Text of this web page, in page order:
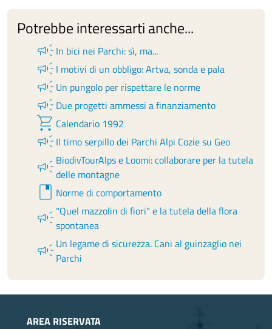
Potrebbe interessarti anche...
campaign In bici nei Parchi: sì, ma...
campaign I motivi di un obbligo: Artva, sonda e pala
campaign Un pungolo per rispettare le norme
campaign Due progetti ammessi a finanziamento
shopping_cart Calendario 1992
campaign Il timo serpillo dei Parchi Alpi Cozie su Geo
campaign BiodivTourAlps e Loomi: collaborare per la tutela
delle montagne
book Norme di comportamento
campaign "Quel mazzolin di fiori" e la tutela della flora
spontanea
campaign Un legame di sicurezza. Cani al guinzaglio nei
Parchi
AREA RISERVATA